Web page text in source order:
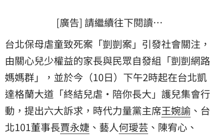
[廣告] 請繼續往下閱讀…
台北保母虐童致死案「剴剴案」引發社會關注，
由關心兒少權益的家長與民眾自發組「剴剴網路
媽媽群」，並於今（10日）下午2時起在台北凱
達格蘭大道「終結兒虐・陪你長大」護兒集會行
動，提出六大訴求，時代力量黨主席王婉諭 、台
北101董事長賈永婕 、藝人何璦芸 、陳宥心、